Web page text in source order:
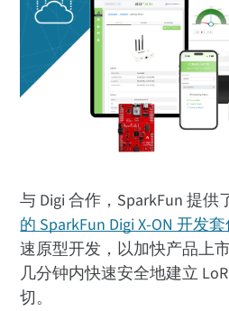
与 Digi 合作，SparkFun 提
的 SparkFun Digi X-ON 开发
速原型开发，以加快产品上
几分钟内快速安全地建立
切。